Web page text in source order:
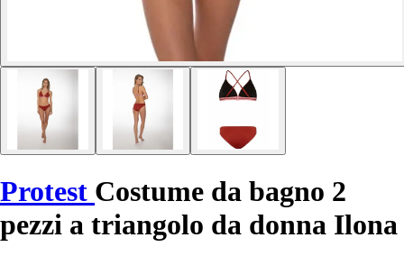
Protest Costume da bagno 2
pezzi a triangolo da donna Ilona